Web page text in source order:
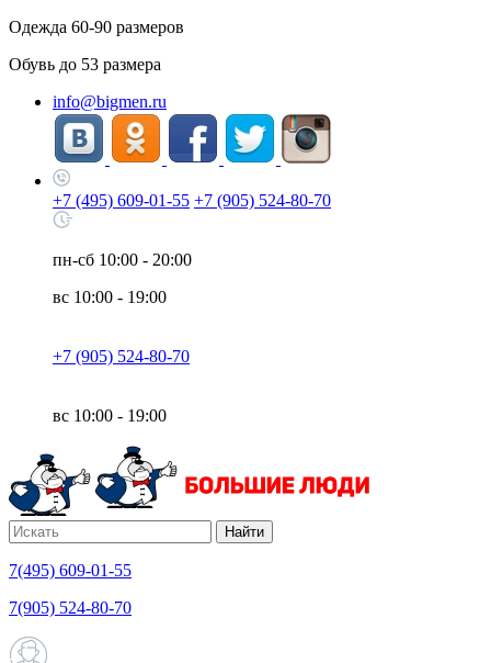
Одежда 60-90 размеров
Обувь до 53 размера
info@bigmen.ru
+7 (495) 609-01-55 +7 (905) 524-80-70
пн-сб 10:00 - 20:00
вс 10:00 - 19:00
+7 (905) 524-80-70
вс 10:00 - 19:00
Найти
7(495) 609-01-55
7(905) 524-80-70